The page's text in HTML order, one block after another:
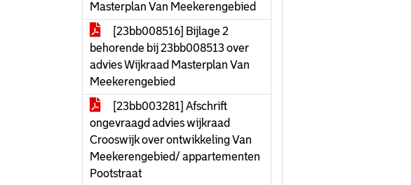
Masterplan Van Meekerengebied
[23bb008516] Bijlage 2
behorende bij 23bb008513 over
advies Wijkraad Masterplan Van
Meekerengebied
[23bb003281] Afschrift
ongevraagd advies wijkraad
Crooswijk over ontwikkeling Van
Meekerengebied/ appartementen
Pootstraat